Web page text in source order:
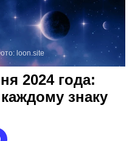
loon.site
2024 года:
знаку